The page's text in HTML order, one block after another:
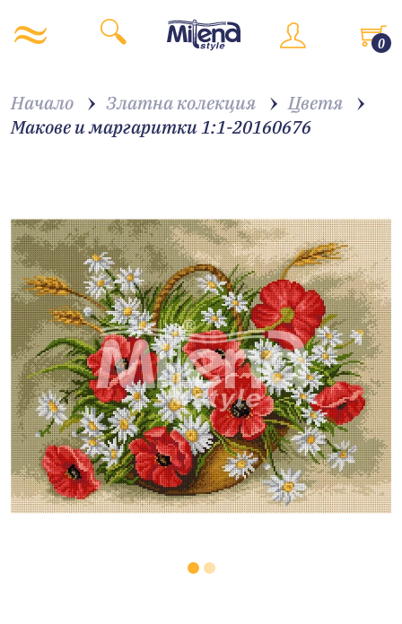
0
Начало Златна колекция
Цветя
Макове и маргаритки 1:1-20160676